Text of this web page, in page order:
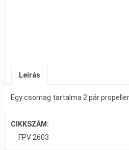
Leírás
Egy csomag tartalma 2 pár propeller.
CIKKSZÁM:
FPV 2603